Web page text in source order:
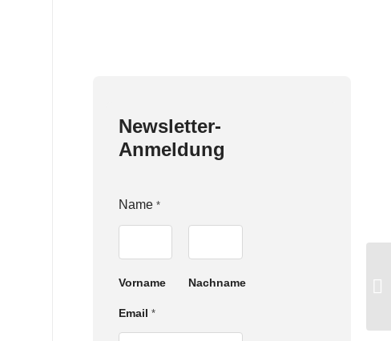
Newsletter-
Anmeldung
Name *
Vorname Nachname
E
Email *